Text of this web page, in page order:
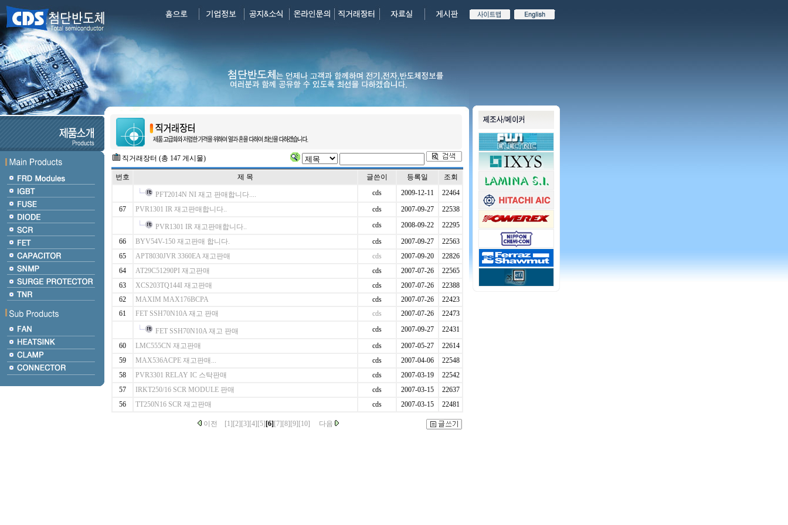
직거래장터 (총 147 게시물)
번호 제 목 글쓴이 등록일 조회
PFT2014N NI 재고 판매합니다.... cds 2009-12-11
22464
67
PVR1301 IR 재고판매합니다.. cds 2007-09-27 22538
PVR1301 IR 재고판매합니다.. cds 2008-09-22
22295
66
BYV54V-150 재고판매 합니다. cds 2007-09-27
22563
65
APT8030JVR 3360EA 재고판매 cds 2007-09-20
22826
64
AT29C51290PI 재고판매 cds 2007-07-26
22565
63
XCS203TQ144I 재고판매 cds 2007-07-26
22388
62
MAXIM MAX176BCPA cds 2007-07-26
22423
61
FET SSH70N10A 재고 판매 cds 2007-07-26 22473
FET SSH70N10A 재고 판매 cds 2007-09-27
22431
60
LMC555CN 재고판매 cds 2007-05-27
22614
59
MAX536ACPE 재고판매... cds 2007-04-06
22548
58
PVR3301 RELAY IC 스탁판매 cds 2007-03-19
22542
57
IRKT250/16 SCR MODULE 판매 cds 2007-03-15
22637
56
TT250N16 SCR 재고판매 cds 2007-03-15 22481
이전 [1] [2] [3] [4] [5] [6] [7] [8] [9] [10] 다음